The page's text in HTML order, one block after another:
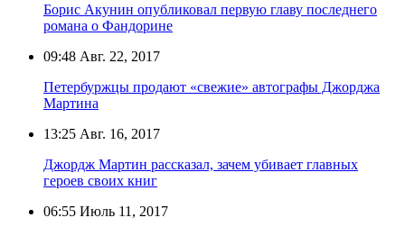
Борис Акунин опубликовал первую главу последнего
романа о Фандорине
09:48 Авг. 22, 2017
Петербуржцы продают «свежие» автографы Джорджа
Мартина
13:25 Авг. 16, 2017
Джордж Мартин рассказал, зачем убивает главных
героев своих книг
06:55 Июль 11, 2017